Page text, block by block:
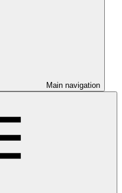
Main navigation